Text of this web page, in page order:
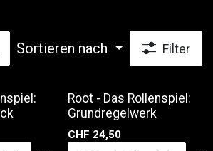
Sortieren nach Filter
Root - Das Rollenspiel:
Grundregelwerk
CHF 24,50